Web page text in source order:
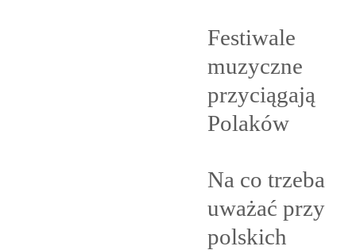
Festiwale
muzyczne
przyciągają
Polaków
Na co trzeba
uważać przy
polskich